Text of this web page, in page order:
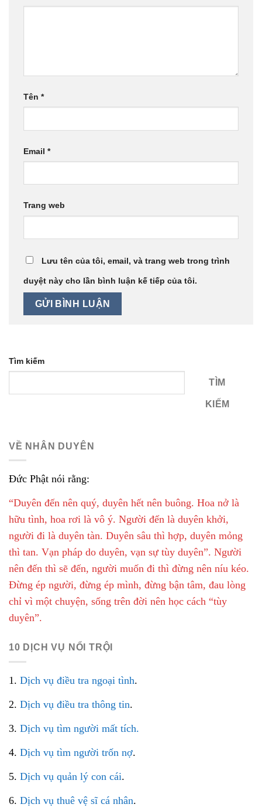
Tên *
Email *
Trang web
Lưu tên của tôi, email, và trang web trong trình
duyệt này cho lần bình luận kế tiếp của tôi.
Tìm kiếm
TÌM
KIẾM
VỀ NHÂN DUYÊN
Đức Phật nói rằng:
“Duyên đến nên quý, duyên hết nên buông. Hoa nở là
hữu tình, hoa rơi là vô ý. Người đến là duyên khởi,
người đi là duyên tàn. Duyên sâu thì hợp, duyên mỏng
thì tan. Vạn pháp do duyên, vạn sự tùy duyên”. Người
nên đến thì sẽ đến, người muốn đi thì đừng nên níu kéo.
Đừng ép người, đừng ép mình, đừng bận tâm, đau lòng
chỉ vì một chuyện, sống trên đời nên học cách “tùy
duyên”.
10 DỊCH VỤ NỔI TRỘI
1. Dịch vụ điều tra ngoại tình.
2. Dịch vụ điều tra thông tin.
3. Dịch vụ tìm người mất tích.
4. Dịch vụ tìm người trốn nợ.
5. Dịch vụ quản lý con cái.
6. Dịch vụ thuê vệ sĩ cá nhân.